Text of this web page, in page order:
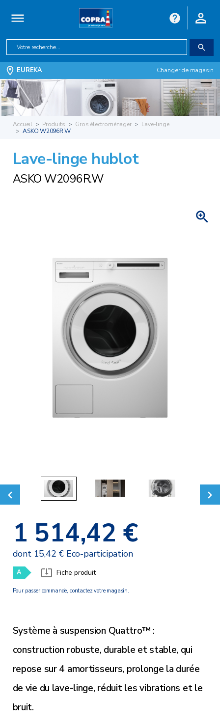
EUREKA Changer de magasin
Accueil Produits Gros électroménager
Lave-linge
ASKO W2096R.W
Lave-linge hublot
ASKO W2096R.W
1 514,42 €
dont 15,42 € Eco-participation
A Fiche produit
Pour passer commande, contactez votre magasin.
Système à suspension Quattro™ :
construction robuste, durable et stable, qui
repose sur 4 amortisseurs, prolonge la durée
de vie du lave-linge, réduit les vibrations et le
bruit.